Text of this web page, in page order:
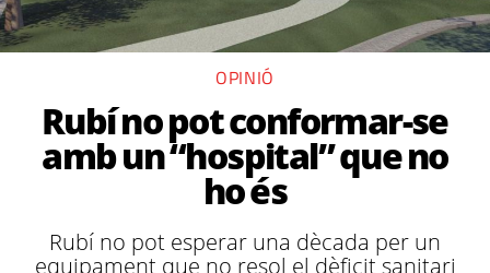
OPINIÓ
Rubí no pot conformar-se
amb un “hospital” que no
ho és
Rubí no pot esperar una dècada per un
equipament que no resol el dèficit sanitari